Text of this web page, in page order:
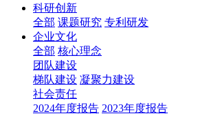
科研创新
全部 课题研究 专利研发
企业文化
全部 核心理念
团队建设
梯队建设 凝聚力建设
社会责任
2024年度报告 2023年度报告